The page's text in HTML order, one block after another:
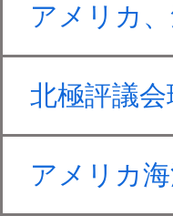
アメリカ
北極評議
アメリカ